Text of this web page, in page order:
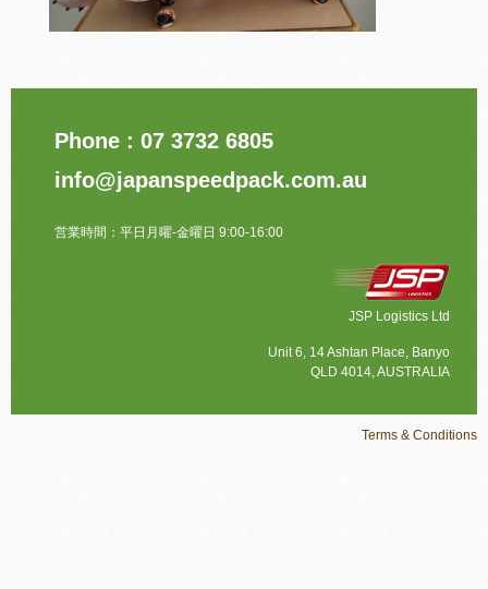
Phone : 07 3732 6805
info@japanspeedpack.com.au
営業時間：平日月曜-金曜日 9:00-16:00
JSP Logistics Ltd
Unit 6, 14 Ashtan Place, Banyo
QLD 4014, AUSTRALIA
Terms & Conditions